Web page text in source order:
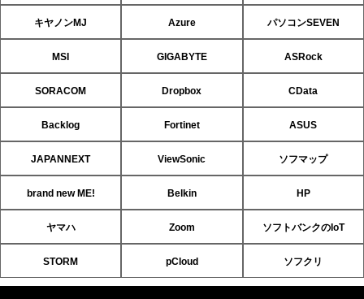
キヤノンMJ Azure パソコンSEVEN
MSI GIGABYTE ASRock
SORACOM Dropbox CData
Backlog Fortinet ASUS
JAPANNEXT ViewSonic ソフマップ
brand new ME! Belkin HP
ヤマハ Zoom ソフトバンクのIoT
STORM pCloud ソフクリ